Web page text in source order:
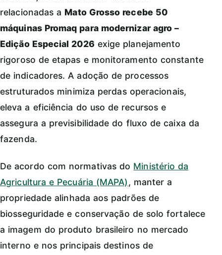
relacionadas a Mato Grosso recebe 50
máquinas Promaq para modernizar agro –
Edição Especial 2026 exige planejamento
rigoroso de etapas e monitoramento constante
de indicadores. A adoção de processos
estruturados minimiza perdas operacionais,
eleva a eficiência do uso de recursos e
assegura a previsibilidade do fluxo de caixa da
fazenda.
De acordo com normativas do Ministério da
Agricultura e Pecuária (MAPA), manter a
propriedade alinhada aos padrões de
biosseguridade e conservação de solo fortalece
a imagem do produto brasileiro no mercado
interno e nos principais destinos de